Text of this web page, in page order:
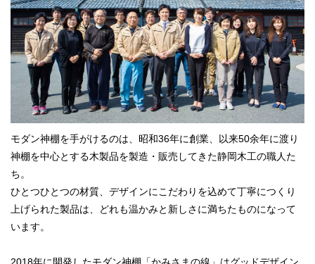
モダン神棚を手がけるのは、昭和36年に創業、以来50余年に渡り
神棚を中心とする木製品を製造・販売してきた静岡木工の職人た
ち。
ひとつひとつの材質、デザインにこだわりを込めて丁寧につくり
上げられた製品は、どれも温かみと新しさに満ちたものになって
います。